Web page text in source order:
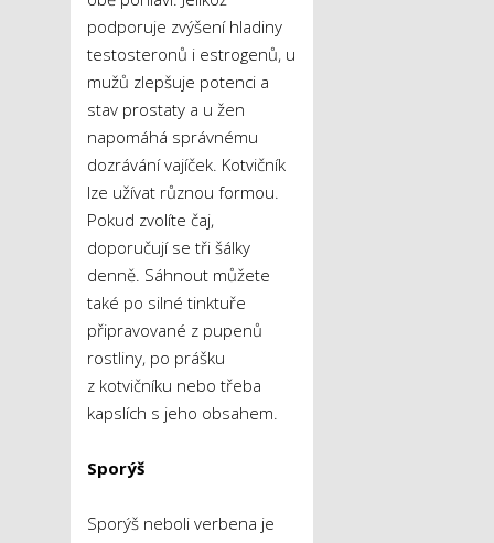
podporuje zvýšení hladiny
testosteronů i estrogenů, u
mužů zlepšuje potenci a
stav prostaty a u žen
napomáhá správnému
dozrávání vajíček. Kotvičník
lze užívat různou formou.
Pokud zvolíte čaj,
doporučují se tři šálky
denně. Sáhnout můžete
také po silné tinktuře
připravované z pupenů
rostliny, po prášku
z kotvičníku nebo třeba
kapslích s jeho obsahem.
Sporýš
Sporýš neboli verbena je